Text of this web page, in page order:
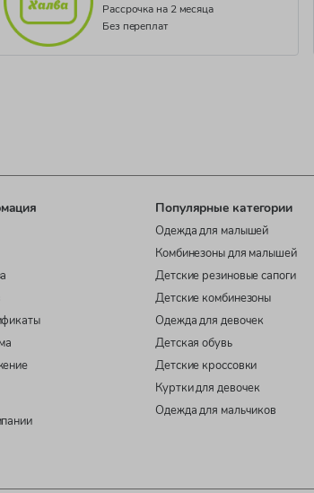
Рассрочка на 2 месяца
Без переплат
Популярные категории
Одежда для малышей
Комбинезоны для малышей
Детские резиновые сапоги
Детские комбинезоны
Одежда для девочек
Детская обувь
Детские кроссовки
Куртки для девочек
Одежда для мальчиков